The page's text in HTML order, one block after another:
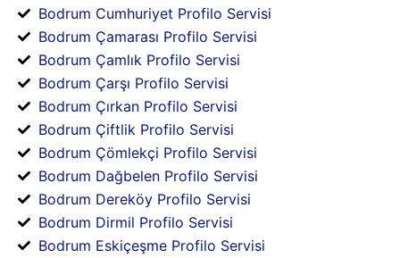
Bodrum Cumhuriyet Profilo Servisi
Bodrum Çamarası Profilo Servisi
Bodrum Çamlık Profilo Servisi
Bodrum Çarşı Profilo Servisi
Bodrum Çırkan Profilo Servisi
Bodrum Çiftlik Profilo Servisi
Bodrum Çömlekçi Profilo Servisi
Bodrum Dağbelen Profilo Servisi
Bodrum Dereköy Profilo Servisi
Bodrum Dirmil Profilo Servisi
Bodrum Eskiçeşme Profilo Servisi